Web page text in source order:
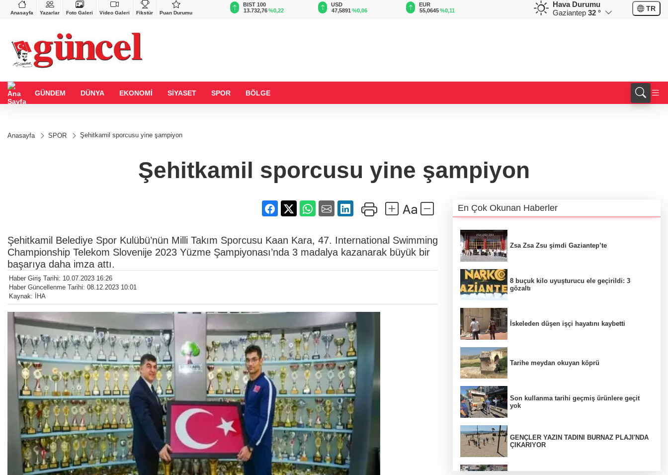
Anasayfa Yazarlar Foto Galeri Video Galeri Fikstür Puan Durumu
%0,37
VND
0,0018
%0,17
GAU/TRY
6.516,47%0,31
BIST 100
13.732,76%0,22
USD
47,5891 %0,06
EUR
55,0645%0,11 %0,15
CHF
58,8457
Hava Durumu
Gaziantep 32 ° TR
GÜNDEM DÜNYA EKONOMİ SİYASET SPOR BÖLGE
Anasayfa SPOR Şehitkamil sporcusu yine şampiyon
Şehitkamil sporcusu yine şampiyon
Şehitkamil Belediye Spor Kulübü’nün Milli Takım Sporcusu Kaan Kara, 47. International Swimming
Championship Telekom Slovenije 2023 Yüzme Şampiyonası’nda 3 madalya kazanarak büyük bir
başarıya daha imza attı.
Haber Giriş Tarihi: 10.07.2023 16:26
Haber Güncellenme Tarihi: 08.12.2023 10:01
Kaynak: İHA
En Çok Okunan Haberler
Zsa Zsa Zsu şimdi Gaziantep’te
8 buçuk kilo uyuşturucu ele geçirildi: 3
gözaltı
İskeleden düşen işçi hayatını kaybetti
Tarihe meydan okuyan köprü
Son kullanma tarihi geçmiş ürünlere geçit
yok
GENÇLER YAZIN TADINI BURNAZ PLAJI'NDA
ÇIKARIYOR